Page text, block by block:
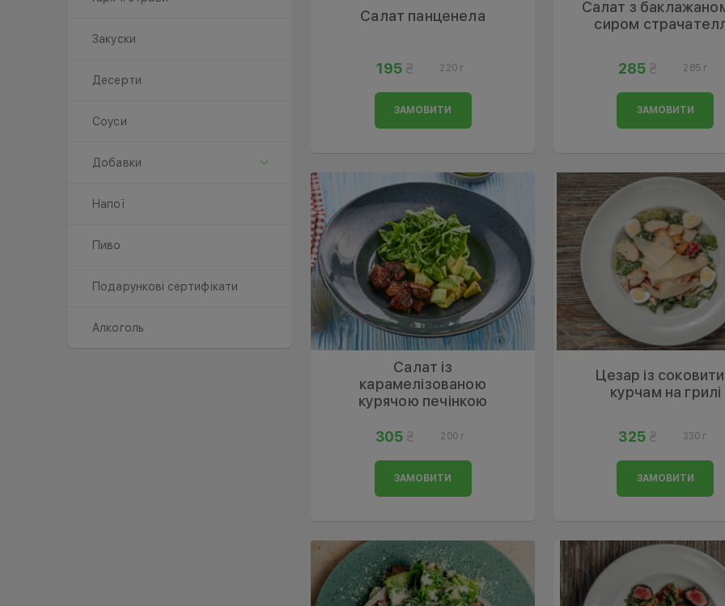
Закуски
Десерти
Соуси
Добавки
Напої
Пиво
Подарункові сертифікати
Алкоголь
Салат панценела
195 220 г
ЗАМОВИТИ
Салат з
сиром
285 285 г
ЗАМОВИТИ
Салат із
карамелізованою
курячою печінкою
305 200 г
ЗАМОВИТИ
Цезар із
курчам на грилі
325 330 г
ЗАМОВИТИ